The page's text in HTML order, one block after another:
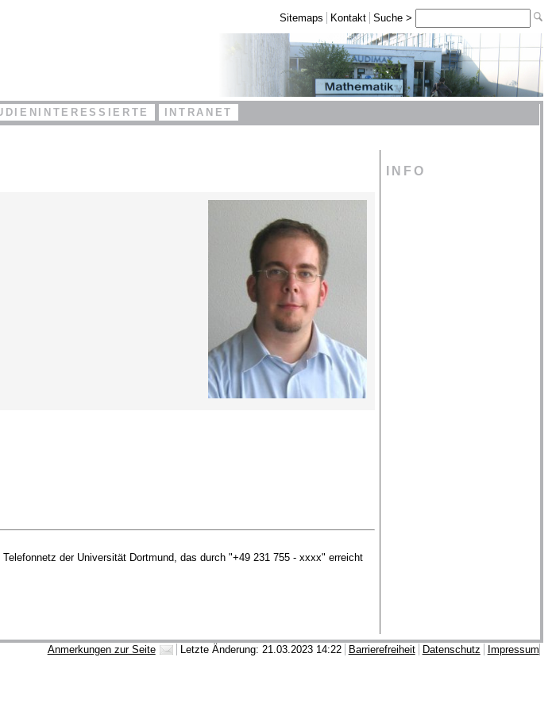
Sitemaps Kontakt Suche >
INTRANET
der Universität Dortmund, das durch "+49 231 755 - xxxx" erreicht
INFO
Anmerkungen zur Seite Letzte Änderung: 21.03.2023 14:22 Barrierefreiheit Datenschutz Impressum